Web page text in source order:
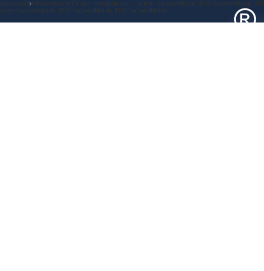
Netzwerkkarte für den Heimgebrauch_Server-Netzwerkkarte_10G-
Netzwerkkarte_10G-Netzwerkkarte_10G-Netzwerkkarte